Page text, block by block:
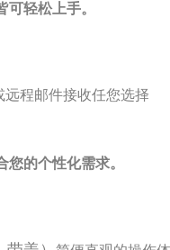
轻松上手。
程邮件接收任您选择
的个性化需求。